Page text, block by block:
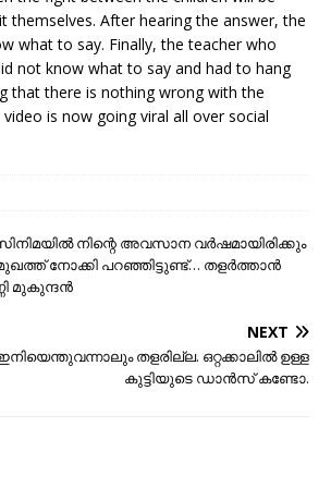
themselves. After hearing the answer, the
what to say. Finally, the teacher who
not know what to say and had to hang
that there is nothing wrong with the
is now going viral all over social
നിന്റെ അവസാന വര്‍ഷമായിരിക്കും
നോക്കി പറഞ്ഞിട്ടുണ്ട്… തളർത്താൻ
മുകുന്ദൻ
NEXT
തളരില്ല. ഒറ്റക്കാലിൽ ഉള്ള
കുട്ടിയുടെ ഡാൻസ് കണ്ടോ.